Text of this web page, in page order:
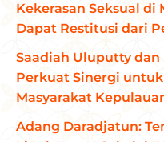
Kekerasan Seksual di
Dapat Restitusi dari
Saadiah Uluputty dan
Perkuat Sinergi
Masyarakat
Adang Daradjatun: